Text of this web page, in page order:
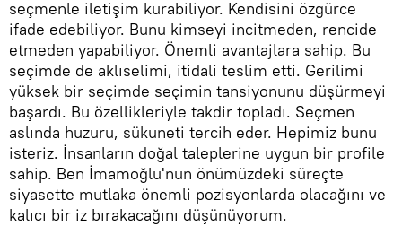
seçmenle iletişim kurabiliyor. Kendisini özgürce
ifade edebiliyor. Bunu kimseyi incitmeden, rencide
etmeden yapabiliyor. Önemli avantajlara sahip. Bu
seçimde de aklıselimi, itidali teslim etti. Gerilimi
yüksek bir seçimde seçimin tansiyonunu düşürmeyi
başardı. Bu özellikleriyle takdir topladı. Seçmen
aslında huzuru, sükuneti tercih eder. Hepimiz bunu
isteriz. İnsanların doğal taleplerine uygun bir profile
sahip. Ben İmamoğlu'nun önümüzdeki süreçte
siyasette mutlaka önemli pozisyonlarda olacağını ve
kalıcı bir iz bırakacağını düşünüyorum.